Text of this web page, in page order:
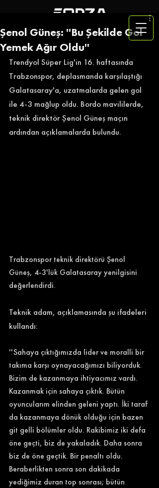
Şenol Güneş: ''Bu Şekilde Gol
Yemek Ağır Oldu''
Trendyol Süper Lig'in 16. haftasında
Trabzonspor, deplasmanda karşılaştığı
Galatasaray'a, uzatmalarda gelen gol
ile 4-3 mağlup oldu. Bordo mavililerde,
teknik direktör Şenol Güneş maçın
ardından açıklamalarda bulundu.
Trabzonspor teknik direktörü Şenol
Güneş, 4-3'lük Galatasaray yenilgisini
değerlendirdi.
Teknik adam, açıklamasında şu ifadeleri
kullandı:
''Sahaya çıktığımızda lider ve moralli bir
takıma karşı oynayacağımızı biliyorduk.
Bizim de kazanmaya ihtiyacımız vardı.
Kazanmak için sahaya çıktık. Bütün
oyuncularım elinden geleni yaptı. İki taraf
da kazanmaya dönük olduğu için bazen
git gelli bölümler oldu. Rakibimiz iki defa
öne geçti, biz de yakaladık. Daha sonra
biz de öne geçtik. Bir penaltı oldu.
Beraberlikten sonra son dakikada
yediğimiz duran top sonrası; bütün